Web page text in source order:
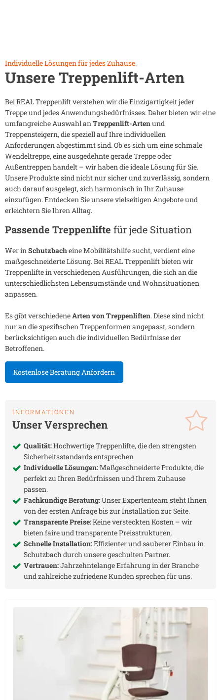
Individuelle Lösungen für jedes Zuhause.
Unsere Treppenlift-Arten
Bei REAL Treppenlift verstehen wir die Einzigartigkeit jeder
Treppe und jedes Anwendungsbedürfnisses. Daher bieten wir eine
umfangreiche Auswahl anTreppenlift-Artenund
Treppensteigern, die speziell auf Ihre individuellen
Anforderungen abgestimmt sind. Ob es sich um eine schmale
Wendeltreppe, eine ausgedehnte gerade Treppe oder
Außentreppen handelt – wir haben die ideale Lösung für Sie.
Unsere Produkte sind nicht nur sicher und zuverlässig, sondern
auch darauf ausgelegt, sich harmonisch in Ihr Zuhause
einzufügen. Entdecken Sie unsere vielseitigen Angebote und
erleichtern Sie Ihren Alltag.
Passende Treppenlifte für jede Situation
Wer inSchutzbacheine Mobilitätshilfe sucht, verdient eine
maßgeschneiderte Lösung. Bei REAL Treppenlift bieten wir
Treppenlifte in verschiedenen Ausführungen, die sich an die
unterschiedlichsten Lebensumstände und Wohnsituationen
anpassen.
Es gibt verschiedeneArten von Treppenliften. Diese sind nicht
nur an die spezifischen Treppenformen angepasst, sondern
berücksichtigen auch die individuellen Bedürfnisse der
Betroffenen.
Kostenlose Beratung Anfordern
INFORMATIONEN
Unser Versprechen
Qualität:Hochwertige Treppenlifte, die den strengsten
Sicherheitsstandards entsprechen
Individuelle Lösungen:Maßgeschneiderte Produkte, die
perfekt zu Ihren Bedürfnissen und Ihrem Zuhause
passen.
Fachkundige Beratung:Unser Expertenteam steht Ihnen
von der ersten Anfrage bis zur Installation zur Seite.
Transparente Preise:Keine versteckten Kosten – wir
bieten faire und transparente Preisstrukturen.
Schnelle Installation:Effizienter und sauberer Einbau in
Schutzbachdurch unsere geschulten Partner.
Vertrauen:Jahrzehntelange Erfahrung in der Branche
und zahlreiche zufriedene Kunden sprechen für uns.